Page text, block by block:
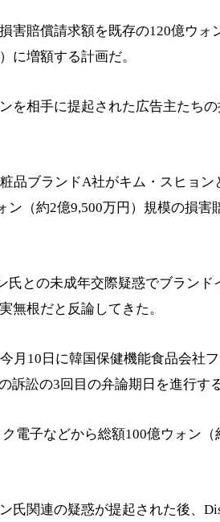
害賠償請求額を既存の120億ウォ
に増額する計画だ。
を相手に提起された広告主たち
品ブランドA社がキム・スヒョン
（約2億9,500万円）規模の損害
との未成年交際疑惑でブランド
無根だと反論してきた。
月10日に韓国保健機能食品会社
訴訟の3回目の弁論期日を進行する
電子などから総額100億ウォン（
氏関連の疑惑が提起された後、